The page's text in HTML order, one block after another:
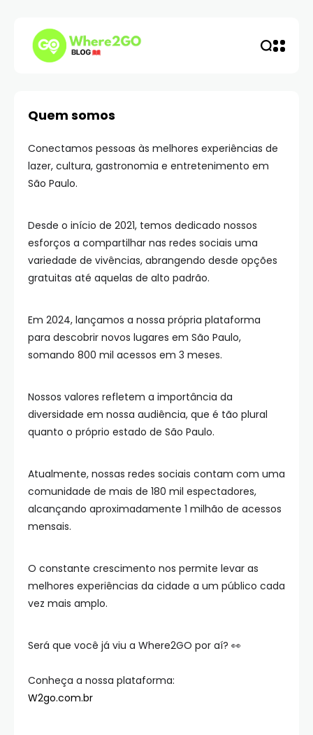
Quem somos
Conectamos pessoas às melhores experiências de
lazer, cultura, gastronomia e entretenimento em
São Paulo.
Desde o início de 2021, temos dedicado nossos
esforços a compartilhar nas redes sociais uma
variedade de vivências, abrangendo desde opções
gratuitas até aquelas de alto padrão.
Em 2024, lançamos a nossa própria plataforma
para descobrir novos lugares em São Paulo,
somando 800 mil acessos em 3 meses.
Nossos valores refletem a importância da
diversidade em nossa audiência, que é tão plural
quanto o próprio estado de São Paulo.
Atualmente, nossas redes sociais contam com uma
comunidade de mais de 180 mil espectadores,
alcançando aproximadamente 1 milhão de acessos
mensais.
O constante crescimento nos permite levar as
melhores experiências da cidade a um público cada
vez mais amplo.
Será que você já viu a Where2GO por aí? 👀
Conheça a nossa plataforma:
W2go.com.br